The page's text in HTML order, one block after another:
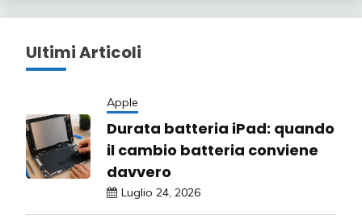
Ultimi Articoli
Apple
Durata batteria iPad: quando
il cambio batteria conviene
davvero
Luglio 24, 2026